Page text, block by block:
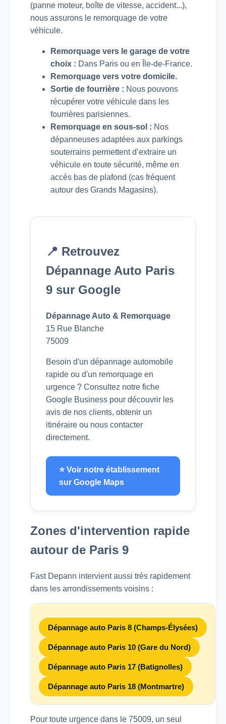
(panne moteur, boîte de vitesse, accident...),
nous assurons le remorquage de votre
véhicule.
Remorquage vers le garage de votre
choix : Dans Paris ou en Île-de-France.
Remorquage vers votre domicile.
Sortie de fourrière : Nous pouvons
récupérer votre véhicule dans les
fourrières parisiennes.
Remorquage en sous-sol : Nos
dépanneuses adaptées aux parkings
souterrains permettent d’extraire un
véhicule en toute sécurité, même en
accès bas de plafond (cas fréquent
autour des Grands Magasins).
📍 Retrouvez
Dépannage Auto Paris
9 sur Google
Dépannage Auto & Remorquage
15 Rue Blanche
75009
Besoin d'un dépannage automobile
rapide ou d'un remorquage en
urgence ? Consultez notre fiche
Google Business pour découvrir les
avis de nos clients, obtenir un
itinéraire ou nous contacter
directement.
⭐ Voir notre établissement
sur Google Maps
Zones d'intervention rapide
autour de Paris 9
Fast Depann intervient aussi très rapidement
dans les arrondissements voisins :
Dépannage auto Paris 8 (Champs-Élysées)
Dépannage auto Paris 10 (Gare du Nord)
Dépannage auto Paris 17 (Batignolles)
Dépannage auto Paris 18 (Montmartre)
Pour toute urgence dans le 75009, un seul